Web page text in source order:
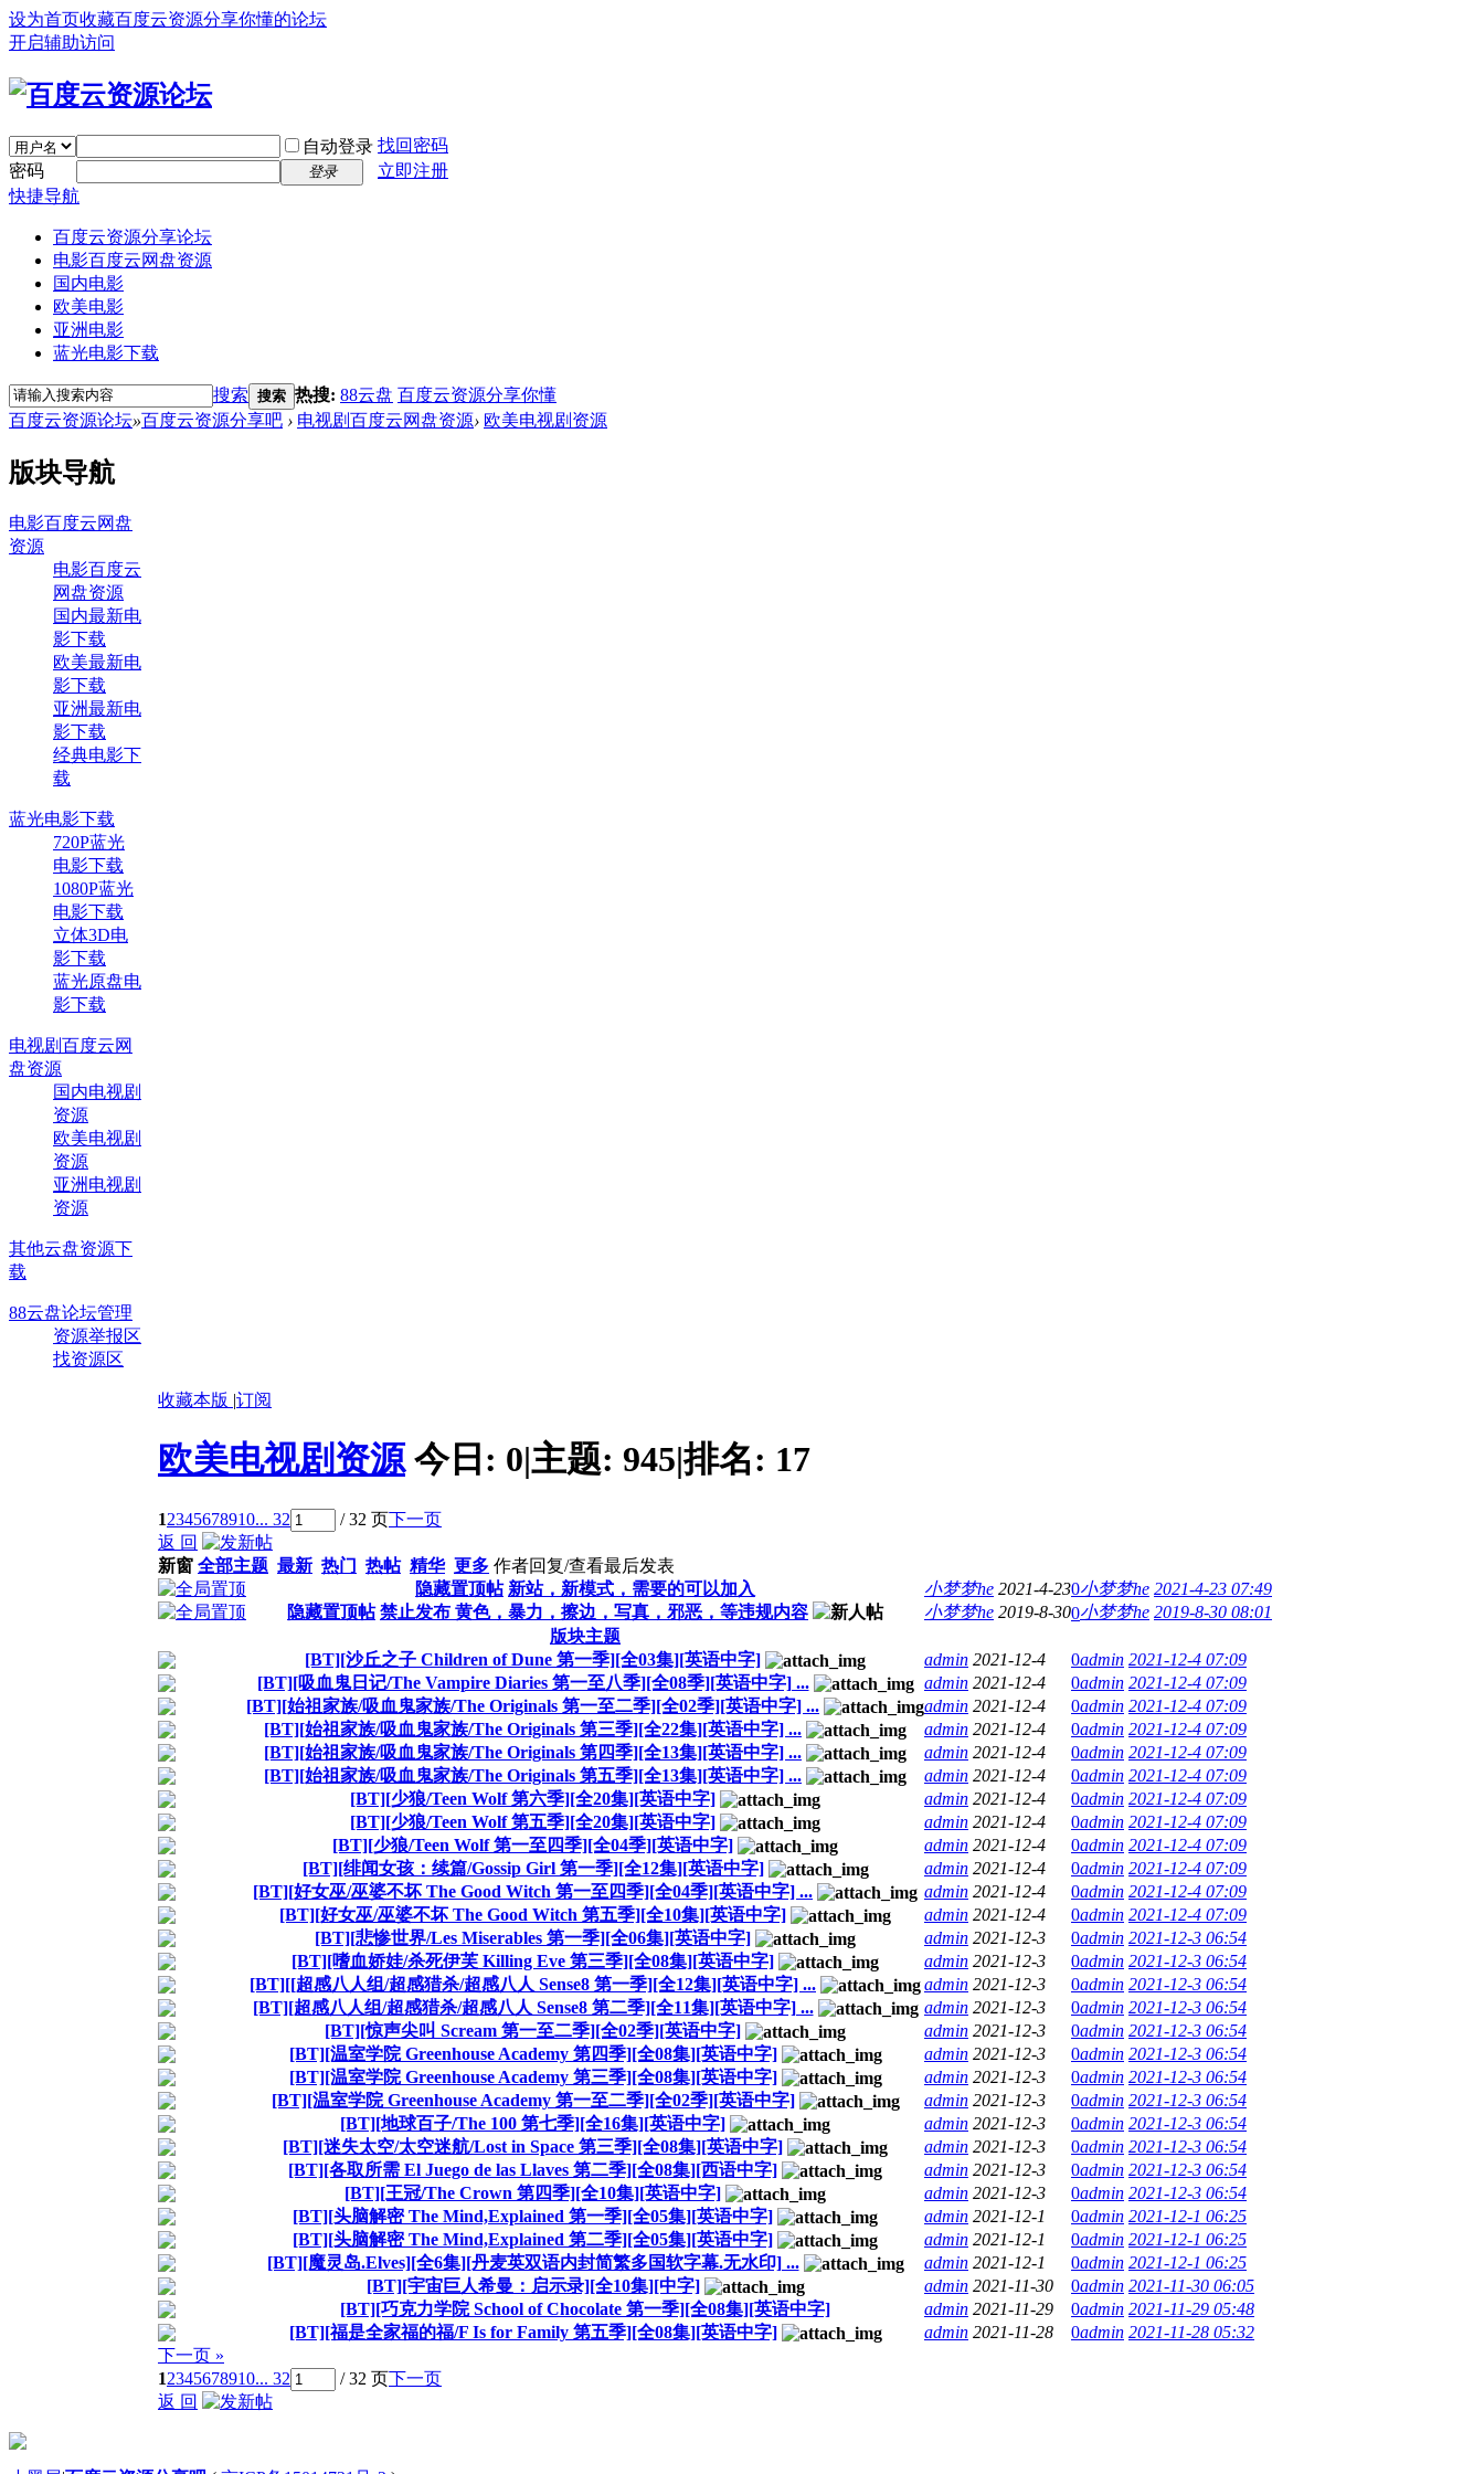
设为首页收藏百度云资源分享你懂的论坛
开启辅助访问
自动登录 找回密码
密码
登录
立即注册
快捷导航
百度云资源分享论坛
电影百度云网盘资源
国内电影
欧美电影
亚洲电影
蓝光电影下载
搜索 搜索 热搜: 88云盘 百度云资源分享你懂
百度云资源论坛»百度云资源分享吧 › 电视剧百度云网盘资源› 欧美电视剧资源
版块导航
电影百度云网盘
资源
电影百度云
网盘资源
国内最新电
影下载
欧美最新电
影下载
亚洲最新电
影下载
经典电影下
载
蓝光电影下载
720P蓝光
电影下载
1080P蓝光
电影下载
立体3D电
影下载
蓝光原盘电
影下载
电视剧百度云网
盘资源
国内电视剧
资源
欧美电视剧
资源
亚洲电视剧
资源
其他云盘资源下
载
88云盘论坛管理
资源举报区
找资源区
收藏本版 |订阅
欧美电视剧资源 今日: 0|主题: 945|排名: 17
12345678910... 32 / 32 页下一页
返 回
新窗 全部主题 最新 热门 热帖 精华 更多 作者回复/查看最后发表
隐藏置顶帖 新站，新模式，需要的可以加入 小梦梦he 2021-4-230小梦梦he 2021-4-23 07:49
隐藏置顶帖 禁止发布 黄色，暴力，擦边，写真，邪恶，等违规内容 小梦梦he 2019-8-300小梦梦he 2019-8-30 08:01
版块主题
[BT][沙丘之子 Children of Dune 第一季][全03集][英语中字]
admin 2021-12-4 0admin 2021-12-4 07:09
[BT][吸血鬼日记/The Vampire Diaries 第一至八季][全08季][英语中字] ...
admin 2021-12-4 0admin 2021-12-4 07:09
[BT][始祖家族/吸血鬼家族/The Originals 第一至二季][全02季][英语中字] ...
admin 2021-12-4 0admin 2021-12-4 07:09
[BT][始祖家族/吸血鬼家族/The Originals 第三季][全22集][英语中字] ...
admin 2021-12-4 0admin 2021-12-4 07:09
[BT][始祖家族/吸血鬼家族/The Originals 第四季][全13集][英语中字] ...
admin 2021-12-4 0admin 2021-12-4 07:09
[BT][始祖家族/吸血鬼家族/The Originals 第五季][全13集][英语中字] ...
admin 2021-12-4 0admin 2021-12-4 07:09
[BT][少狼/Teen Wolf 第六季][全20集][英语中字]
admin 2021-12-4 0admin 2021-12-4 07:09
[BT][少狼/Teen Wolf 第五季][全20集][英语中字]
admin 2021-12-4 0admin 2021-12-4 07:09
[BT][少狼/Teen Wolf 第一至四季][全04季][英语中字]
admin 2021-12-4 0admin 2021-12-4 07:09
[BT][绯闻女孩：续篇/Gossip Girl 第一季][全12集][英语中字]
admin 2021-12-4 0admin 2021-12-4 07:09
[BT][好女巫/巫婆不坏 The Good Witch 第一至四季][全04季][英语中字] ...
admin 2021-12-4 0admin 2021-12-4 07:09
[BT][好女巫/巫婆不坏 The Good Witch 第五季][全10集][英语中字]
admin 2021-12-4 0admin 2021-12-4 07:09
[BT][悲惨世界/Les Miserables 第一季][全06集][英语中字]
admin 2021-12-3 0admin 2021-12-3 06:54
[BT][嗜血娇娃/杀死伊芙 Killing Eve 第三季][全08集][英语中字]
admin 2021-12-3 0admin 2021-12-3 06:54
[BT][[超感八人组/超感猎杀/超感八人 Sense8 第一季][全12集][英语中字] ...
admin 2021-12-3 0admin 2021-12-3 06:54
[BT][超感八人组/超感猎杀/超感八人 Sense8 第二季][全11集][英语中字] ...
admin 2021-12-3 0admin 2021-12-3 06:54
[BT][惊声尖叫 Scream 第一至二季][全02季][英语中字]
admin 2021-12-3 0admin 2021-12-3 06:54
[BT][温室学院 Greenhouse Academy 第四季][全08集][英语中字]
admin 2021-12-3 0admin 2021-12-3 06:54
[BT][温室学院 Greenhouse Academy 第三季][全08集][英语中字]
admin 2021-12-3 0admin 2021-12-3 06:54
[BT][温室学院 Greenhouse Academy 第一至二季][全02季][英语中字]
admin 2021-12-3 0admin 2021-12-3 06:54
[BT][地球百子/The 100 第七季][全16集][英语中字]
admin 2021-12-3 0admin 2021-12-3 06:54
[BT][迷失太空/太空迷航/Lost in Space 第三季][全08集][英语中字]
admin 2021-12-3 0admin 2021-12-3 06:54
[BT][各取所需 El Juego de las Llaves 第二季][全08集][西语中字]
admin 2021-12-3 0admin 2021-12-3 06:54
[BT][王冠/The Crown 第四季][全10集][英语中字]
admin 2021-12-3 0admin 2021-12-3 06:54
[BT][头脑解密 The Mind,Explained 第一季][全05集][英语中字]
admin 2021-12-1 0admin 2021-12-1 06:25
[BT][头脑解密 The Mind,Explained 第二季][全05集][英语中字]
admin 2021-12-1 0admin 2021-12-1 06:25
[BT][魔灵岛.Elves][全6集][丹麦英双语内封简繁多国软字幕.无水印] ...
admin 2021-12-1 0admin 2021-12-1 06:25
[BT][宇宙巨人希曼：启示录][全10集][中字]
admin 2021-11-30 0admin 2021-11-30 06:05
[BT][巧克力学院 School of Chocolate 第一季][全08集][英语中字]
admin 2021-11-29 0admin 2021-11-29 05:48
[BT][福是全家福的福/F Is for Family 第五季][全08集][英语中字]
admin 2021-11-28 0admin 2021-11-28 05:32
下一页 »
12345678910... 32 / 32 页下一页
返 回